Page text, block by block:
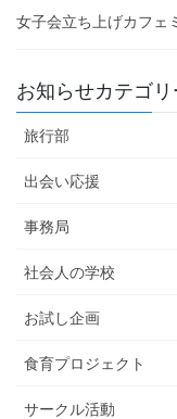
女子会立ち上げカフ
お知らせカテゴ
旅行部
出会い応援
事務局
社会人の学校
お試し企画
食育プロジェクト
サークル活動